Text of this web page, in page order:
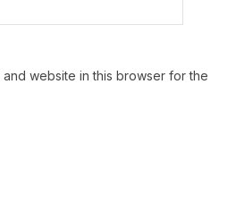
and website in this browser for the